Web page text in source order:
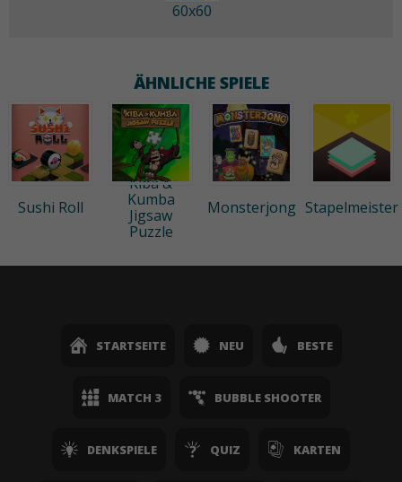
60x60
ÄHNLICHE SPIELE
Sushi Roll
Kiba &
Kumba
Jigsaw
Puzzle
Monsterjong Stapelmeister
STARTSEITE NEU BESTE
MATCH 3 BUBBLE SHOOTER
DENKSPIELE QUIZ KARTEN